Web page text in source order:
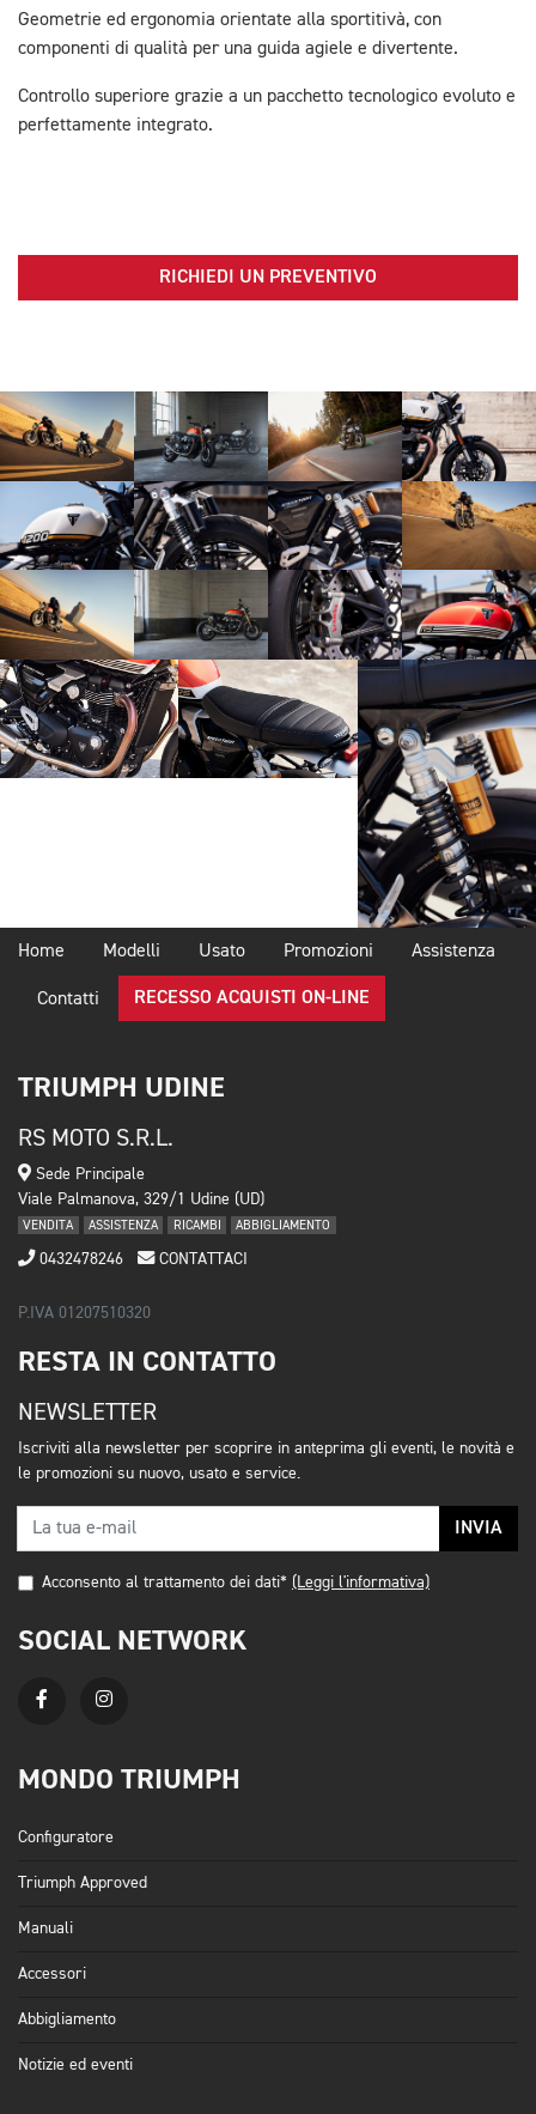
Geometrie ed ergonomia orientate alla sportitivà, con
componenti di qualità per una guida agiele e divertente.
Controllo superiore grazie a un pacchetto tecnologico evoluto e
perfettamente integrato.
RICHIEDI UN PREVENTIVO
Home Modelli Usato Promozioni Assistenza
Contatti RECESSO ACQUISTI ON-LINE
TRIUMPH UDINE
RS MOTO S.R.L.
Sede Principale
Viale Palmanova, 329/1 Udine (UD)
VENDITA ASSISTENZA RICAMBI ABBIGLIAMENTO
0432478246 CONTATTACI
P.IVA 01207510320
RESTA IN CONTATTO
NEWSLETTER
Iscriviti alla newsletter per scoprire in anteprima gli eventi, le novità e
le promozioni su nuovo, usato e service.
INVIA
Acconsento al trattamento dei dati* (Leggi l'informativa)
SOCIAL NETWORK
MONDO TRIUMPH
Configuratore
Triumph Approved
Manuali
Accessori
Abbigliamento
Notizie ed eventi